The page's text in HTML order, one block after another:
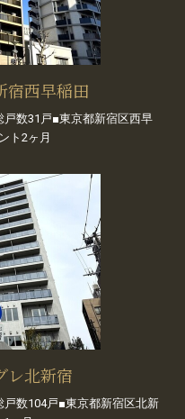
宿西早稲田
数31戸■東京都新宿区西早
ト2ヶ月
レ北新宿
数104戸■東京都新宿区北新